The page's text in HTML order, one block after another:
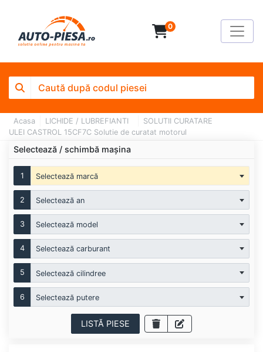
0
Acasa LICHIDE / LUBREFIANTI
SOLUTII CURATARE
ULEI CASTROL 15CF7C Solutie de curatat motorul
Selectează / schimbă mașina
1 Selectează marcă
2 Selectează an
3 Selectează model
4 Selectează carburant
5 Selectează cilindree
6 Selectează putere
LISTĂ PIESE